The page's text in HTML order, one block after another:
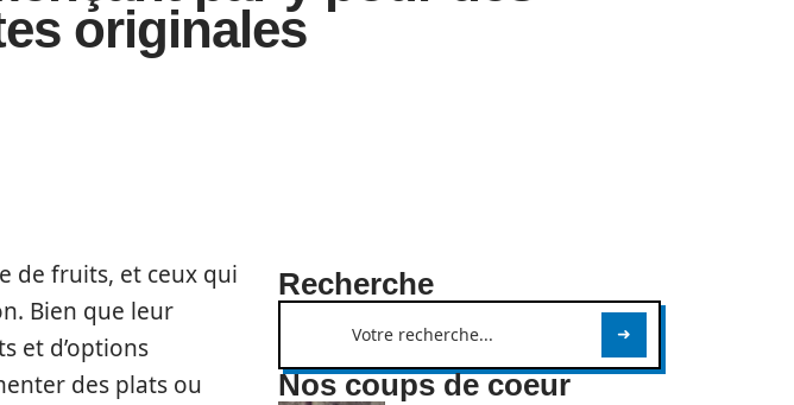
originales
de fruits, et ceux qui
Bien que leur
et d’options
des plats ou
Recherche
Nos coups de coeur